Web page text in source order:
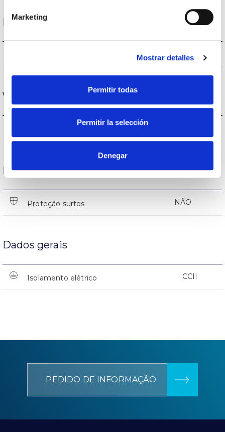
Marketing
Mostrar detalles
Permitir todas
Permitir la selección
Denegar
Desempenho
677lm
Vida
(L70B50>)25.000h
Proteções
Proteção surtos NÃO
Dados gerais
Isolamento elétrico CCII
PEDIDO DE INFORMAÇÃO